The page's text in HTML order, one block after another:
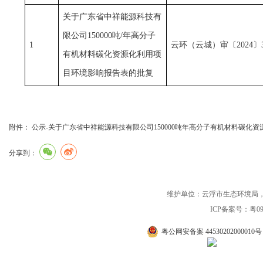
1
关于广东省中祥能源科技有
限公司150000吨/年高分子
有机材料碳化资源化利用项
目环境影响报告表的批复
云环（云城）审〔2024〕
附件： 公示-关于广东省中祥能源科技有限公司150000吨年高分子有机材料碳化
分享到：
维护单位：云浮市生态环境局
ICP备案号：粤
粤公网安备案 44530202000010号